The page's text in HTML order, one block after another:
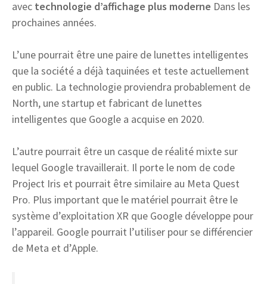
avec technologie d’affichage plus moderne Dans les
prochaines années.
L’une pourrait être une paire de lunettes intelligentes
que la société a déjà taquinées et teste actuellement
en public. La technologie proviendra probablement de
North, une startup et fabricant de lunettes
intelligentes que Google a acquise en 2020.
L’autre pourrait être un casque de réalité mixte sur
lequel Google travaillerait. Il porte le nom de code
Project Iris et pourrait être similaire au Meta Quest
Pro. Plus important que le matériel pourrait être le
système d’exploitation XR que Google développe pour
l’appareil. Google pourrait l’utiliser pour se différencier
de Meta et d’Apple.